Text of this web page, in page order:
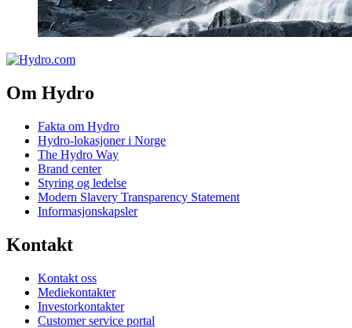
Om Hydro
Fakta om Hydro
Hydro-lokasjoner i Norge
The Hydro Way
Brand center
Styring og ledelse
Modern Slavery Transparency Statement
Informasjonskapsler
Kontakt
Kontakt oss
Mediekontakter
Investorkontakter
Customer service portal